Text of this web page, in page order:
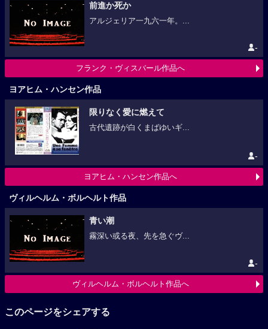
前進か死か
アルジェリア一九六一年。...
-
フランク・ヴィスバール作品へ
ヨアヒム・ハンセン作品
限りなく愛に燃えて
古代遺跡が白くまばゆいギ...
-
ヨアヒム・ハンセン作品へ
ヴィルヘルム・ボルヘルト作品
青い潮
霧深い或る夜、先を急ぐヴ...
-
ヴィルヘルム・ボルヘルト作品へ
このページをシェアする